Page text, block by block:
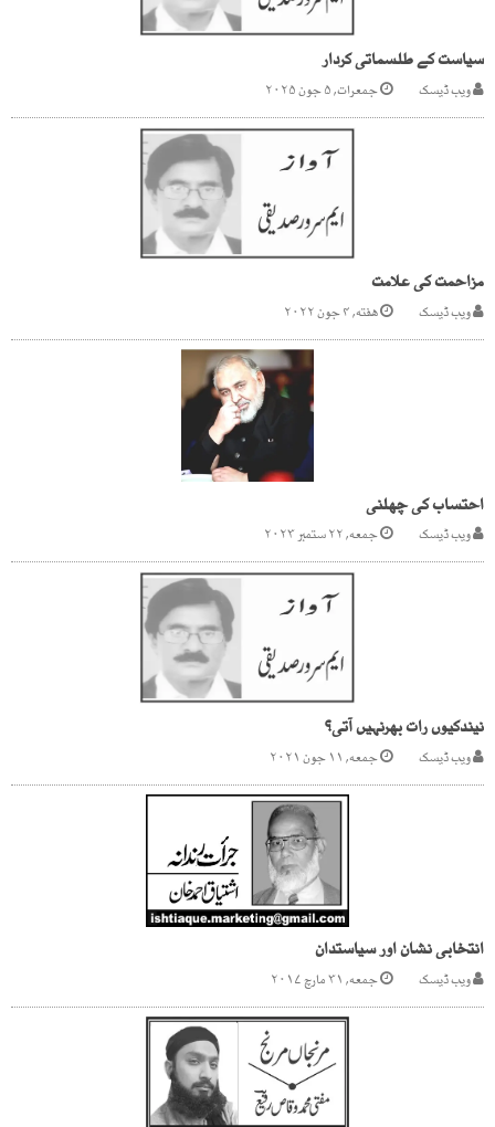
سیاست کے طلسماتی کردار
ویب ڈیسک جمعرات, ۵ جون ۲۰۲۵
مزاحمت کی علامت
ویب ڈیسک هفته, ۴ جون ۲۰۲۲
احتساب کی چھلنی
ویب ڈیسک جمعه, ۲۲ ستمبر ۲۰۲۳
نیندکیوں رات بھرنہیں آتی؟
ویب ڈیسک جمعه, ۱۱ جون ۲۰۲۱
انتخابی نشان اور سیاستدان
ویب ڈیسک جمعه, ۳۱ مارچ ۲۰۱۷